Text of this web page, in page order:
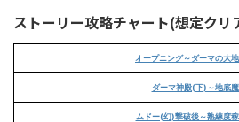
ストーリー攻略チャート(想定ク
オープニング～ダーマの大
ダーマ神殿(下)～地底
ムドー(幻)撃破後～熟練度